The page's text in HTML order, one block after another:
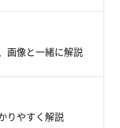
画像と一緒に解説
りやすく解説